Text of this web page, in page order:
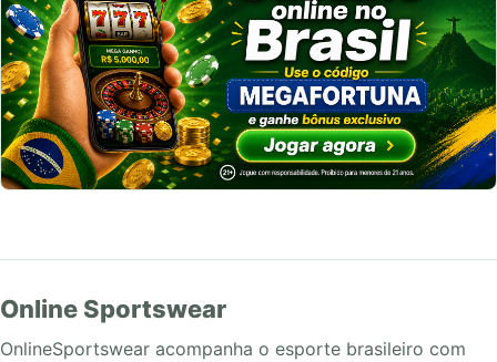
Online Sportswear
OnlineSportswear acompanha o esporte brasileiro com